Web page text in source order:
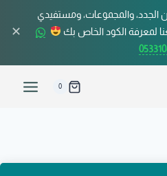
الجدد، والمجموعات، ومستفيدي
لمعرفة الكود الخاص بك
✕
0